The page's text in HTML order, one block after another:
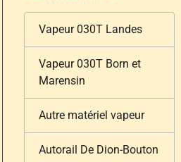
Vapeur 030T Landes
Vapeur 030T Born et
Marensin
Autre matériel vapeur
Autorail De Dion-Bouton